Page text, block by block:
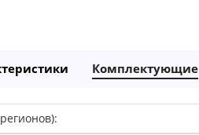
Комплектующие